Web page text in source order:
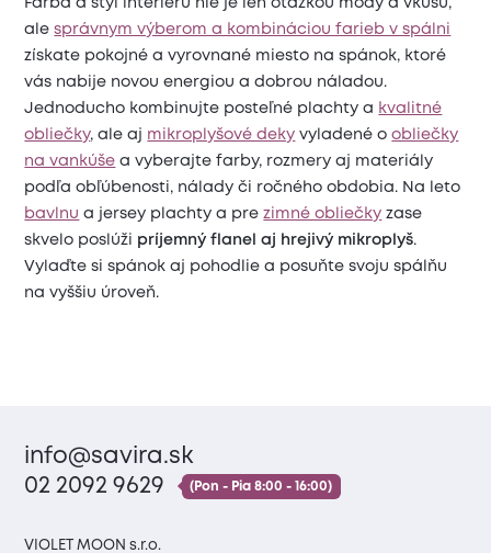
Farba a štýl interiéru nie je len otázkou módy a vkusu,
alesprávnym výberom a kombináciou farieb v spálni
získate pokojné a vyrovnané miesto na spánok, ktoré
vás nabije novou energiou a dobrou náladou.
Jednoducho kombinujte posteľné plachty a kvalitné
obliečky, ale aj mikroplyšové deky vyladené oobliečky
na vankúše a vyberajte farby, rozmery aj materiály
podľa obľúbenosti, nálady či ročného obdobia. Na leto
bavlnu a jersey plachty a prezimné obliečky zase
skvelo poslúži príjemný flanel aj hrejivý mikroplyš.
Vylaďte si spánok aj pohodlie a posuňte svoju spálňu
na vyššiu úroveň.
info@savira.sk
02 2092 9629
(Pon - Pia 8:00 - 16:00)
VIOLET MOON s.r.o.